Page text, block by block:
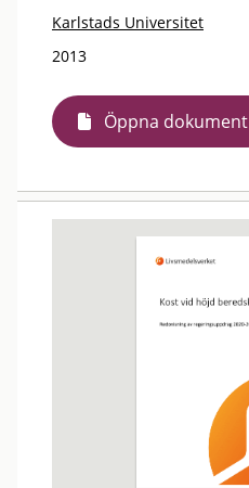
Karlstads Universitet
2013
Öppna dokument